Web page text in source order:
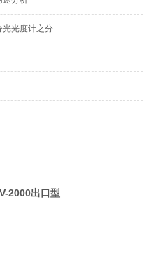
光光度计之分
2000出口型